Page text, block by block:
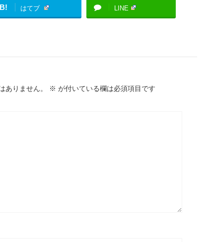
B! はてブ LINE
ありません。 ※ が付いている欄は必須項目です